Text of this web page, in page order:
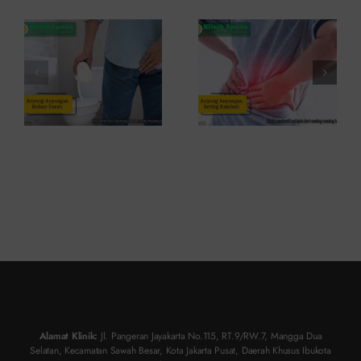
Penyebab
dan Kapan
ke Dokter
Kambuh
dan Cara
Atasinya
Alamat Klinik: Jl. Pangeran Jayakarta No.115, RT.9/RW.7, Mangga Dua
Selatan, Kecamatan Sawah Besar, Kota Jakarta Pusat, Daerah Khusus Ibukota